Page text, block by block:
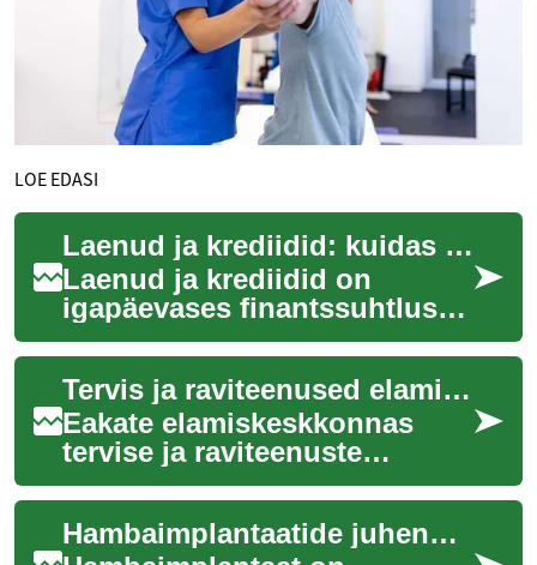
LOE EDASI
Laenud ja krediidid: kuidas need toimivad ja mida arvestada
Laenud ja krediidid on
igapäevases finantssuhtluses
levinud instrumendid, mis
aitavad katta suurte ostude,
ajutise ra...
Tervis ja raviteenused elamiskeskkonnas eakatele
Eakate elamiskeskkonnas
tervise ja raviteenuste
korraldamine hõlmab nii
igapäevast hooldust,
meditsiinilist järelvalv...
Hambaimplantaatide juhend: mis on ja kuidas need toimivad